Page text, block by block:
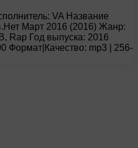
VA Название
Март 2016 (2016) Жанр:
Rap Год выпуска: 2016
Формат|Качество: mp3 | 256-